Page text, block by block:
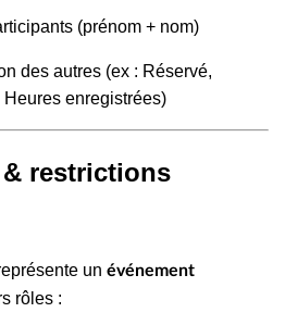
(prénom + nom)
des autres (ex : Réservé,
Heures enregistrées)
restrictions
un événement
rôles :